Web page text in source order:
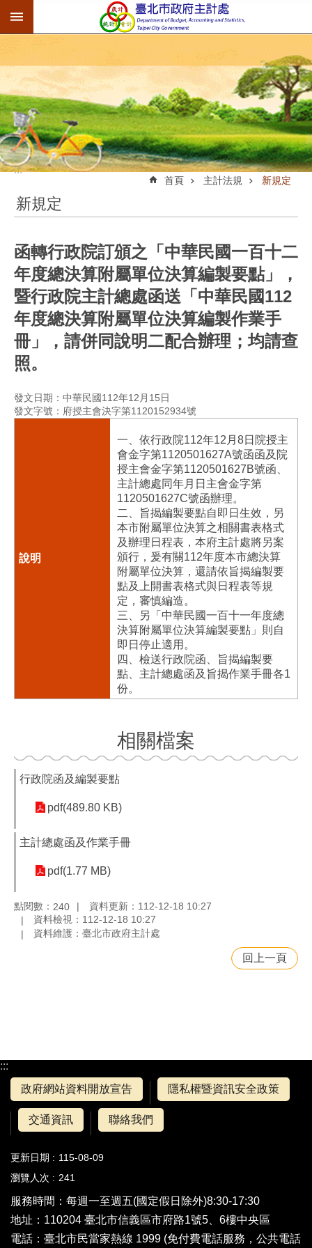
跳到主要內容區塊
:::
首頁 主計法規 新規定
新規定
函轉行政院訂頒之「中華民國一百十二
年度總決算附屬單位決算編製要點」，
暨行政院主計總處函送「中華民國112
年度總決算附屬單位決算編製作業手
冊」，請併同說明二配合辦理；均請查
照。
發文日期：中華民國112年12月15日
發文字號：府授主會決字第1120152934號
一、依行政院112年12月8日院授主
會金字第1120501627A號函函及院
授主會金字第1120501627B號函、
主計總處同年月日主會金字第
1120501627C號函辦理。
二、旨揭編製要點自即日生效，另
本市附屬單位決算之相關書表格式
及辦理日程表，本府主計處將另案
頒行，爰有關112年度本市總決算
附屬單位決算，還請依旨揭編製要
點及上開書表格式與日程表等規
定，審慎編造。
三、另「中華民國一百十一年度總
決算附屬單位決算編製要點」則自
即日停止適用。
四、檢送行政院函、旨揭編製要
點、主計總處函及旨揭作業手冊各1
份。
相關檔案
行政院函及編製要點
pdf(489.80 KB)
主計總處函及作業手冊
pdf(1.77 MB)
點閱數： 240
資料更新：112-12-18 10:27
資料檢視：112-12-18 10:27
資料維護：臺北市政府主計處
回上一頁
:::
政府網站資料開放宣告
隱私權暨資訊安全政策
交通資訊 聯絡我們
更新日期
115-08-09
瀏覽人次
241
服務時間：每週一至週五(國定假日除外)8:30-17:30
地址：110204 臺北市信義區市府路1號5、6樓中央區
電話： 臺北市民當家熱線 1999 (免付費電話服務，公共電話